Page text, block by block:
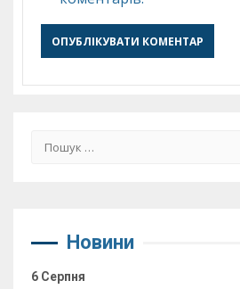
Пошук:
Новини
6 Серпня